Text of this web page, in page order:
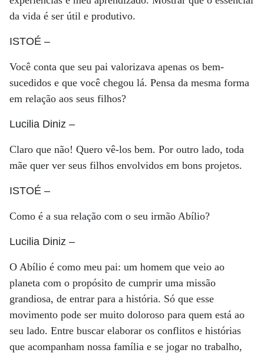
da vida é ser útil e produtivo.
ISTOÉ –
Você conta que seu pai valorizava apenas os bem-
sucedidos e que você chegou lá. Pensa da mesma forma
em relação aos seus filhos?
Lucilia Diniz –
Claro que não! Quero vê-los bem. Por outro lado, toda
mãe quer ver seus filhos envolvidos em bons projetos.
ISTOÉ –
Como é a sua relação com o seu irmão Abílio?
Lucilia Diniz –
O Abílio é como meu pai: um homem que veio ao
planeta com o propósito de cumprir uma missão
grandiosa, de entrar para a história. Só que esse
movimento pode ser muito doloroso para quem está ao
seu lado. Entre buscar elaborar os conflitos e histórias
que acompanham nossa família e se jogar no trabalho,